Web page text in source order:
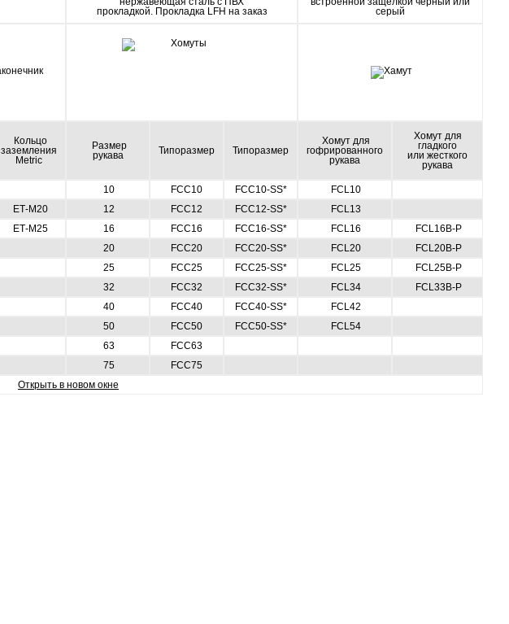
прокладкой. Прокладка LFH на заказ
серый
Кольцо
заземления
Metric
Размер
рукава
Типоразмер Типоразмер
Хомут для
гофрированного
рукава
Хомут для
гладкого
или жесткого
рукава
10 FCC10 FCC10-SS*
FCL10
ЕТ-М20 12 FCC12 FCC12-SS*
FCL13
ЕТ-М25 16 FCC16 FCC16-SS* FCL16
FCL16B-P
20 FCC20 FCC20-SS* FCL20
FCL20B-P
25 FCC25 FCC25-SS* FCL25
FCL25B-P
32 FCC32 FCC32-SS* FCL34
FCL33B-P
40 FCC40 FCC40-SS*
FCL42
50 FCC50 FCC50-SS*
FCL54
63
FCC63
75
FCC75
Открыть в новом окне